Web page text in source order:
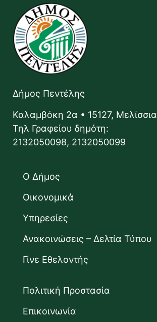
Δήμος Πεντέλης
Καλαμβόκη 2α • 15127, Μελίσσια
Τηλ Γραφείου δημότη:
2132050098, 2132050099
Ο Δήμος
Οικονομικά
Υπηρεσίες
Ανακοινώσεις – Δελτία Τύπου
Γίνε Εθελοντής
Πολιτική Προστασία
Επικοινωνία